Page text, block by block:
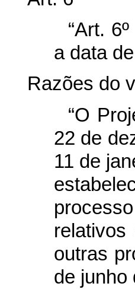
“Art.
a data
Razões do
“O
22 de
11 de
outras
de junho